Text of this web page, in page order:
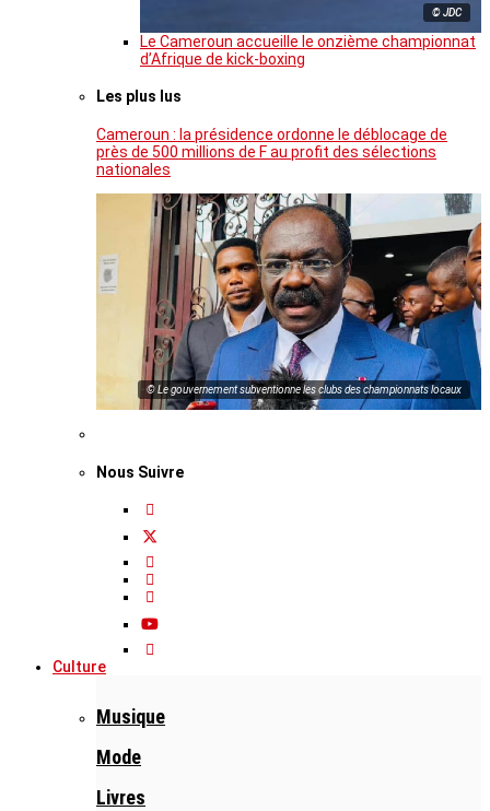
© JDC
Le Cameroun accueille le onzième championnat
d’Afrique de kick-boxing
Les plus lus
Cameroun : la présidence ordonne le déblocage de
près de 500 millions de F au profit des sélections
nationales
© Le gouvernement subventionne les clubs des championnats locaux
Nous Suivre
Culture
Musique
Mode
Livres